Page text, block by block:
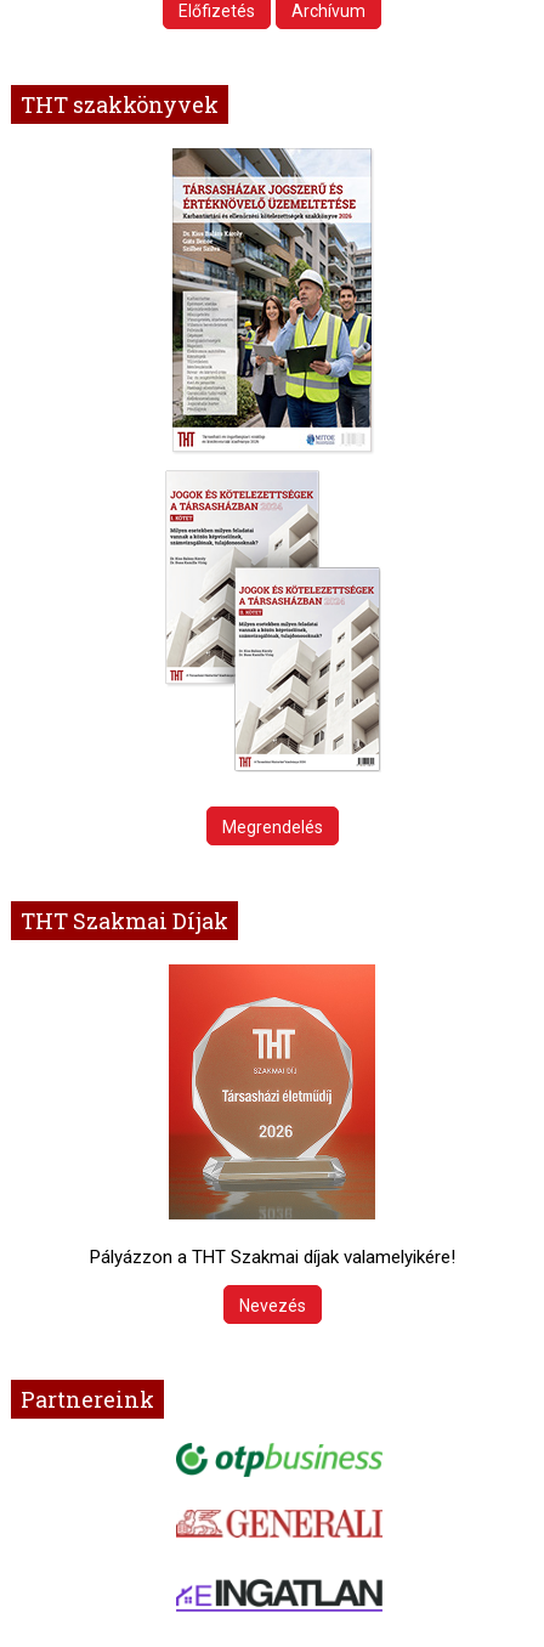
Előfizetés Archívum
THT szakkönyvek
Megrendelés
THT Szakmai Díjak
Pályázzon a THT Szakmai díjak valamelyikére!
Nevezés
Partnereink